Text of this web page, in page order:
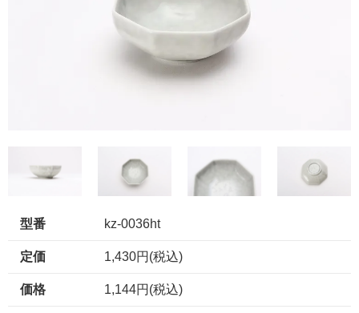
型番 kz-0036ht
定価 1,430円(税込)
価格 1,144円(税込)